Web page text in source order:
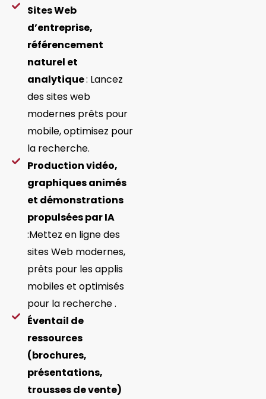
Sites Web
d’entreprise,
référencement
naturel et
analytique: Lancez
des sites web
modernes prêts pour
mobile, optimisez pour
la recherche.
Production vidéo,
graphiques animés
et démonstrations
propulsées par IA
:Mettez en ligne des
sites Web modernes,
prêts pour les applis
mobiles et optimisés
pour la recherche .
Éventail de
ressources
(brochures,
présentations,
trousses de vente)